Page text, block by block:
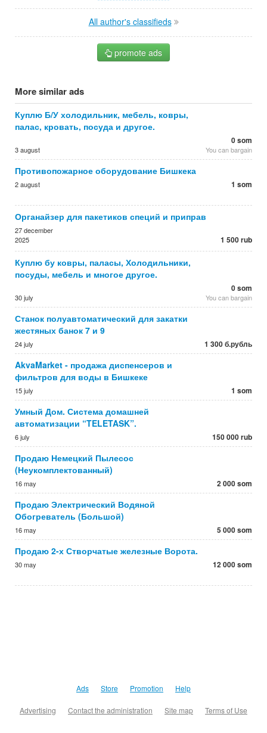
All author's classifieds
promote ads
More similar ads
Куплю Б/У холодильник, мебель, ковры,
палас, кровать, посуда и другое.
3 august
0 som
You can bargain
Противопожарное оборудование Бишкека
2 august 1 som
Органайзер для пакетиков специй и приправ
27 december
2025
1 500 rub
Куплю бу ковры, паласы, Холодильники,
посуды, мебель и многое другое.
30 july
0 som
You can bargain
Станок полуавтоматический для закатки
жестяных банок 7 и 9
24 july 1 300 б.рубль
AkvaMarket - продажа диспенсеров и
фильтров для воды в Бишкеке
15 july 1 som
Умный Дом. Система домашней
автоматизации “TELETASK”.
6 july 150 000 rub
Продаю Немецкий Пылесос
(Неукомплектованный)
16 may 2 000 som
Продаю Электрический Водяной
Обогреватель (Большой)
16 may 5 000 som
Продаю 2-х Створчатые железные Ворота.
30 may 12 000 som
Ads Store Promotion Help
Advertising Contact the administration Site map Terms of Use